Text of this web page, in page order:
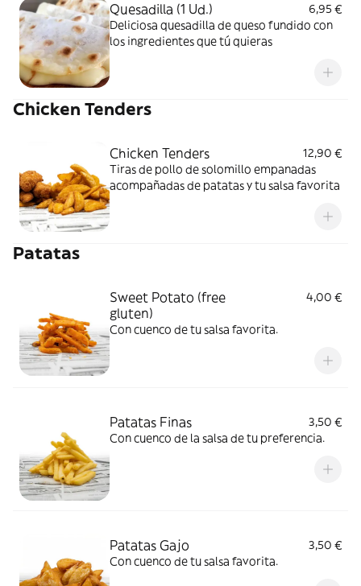
Quesadilla (1 Ud.)
6,95 €
Deliciosa quesadilla de queso fundido con
los ingredientes que tú quieras
Chicken Tenders
Chicken Tenders
12,90 €
Tiras de pollo de solomillo empanadas
acompañadas de patatas y tu salsa favorita
Patatas
Sweet Potato (free
gluten)
4,00 €
Con cuenco de tu salsa favorita.
Patatas Finas
3,50 €
Con cuenco de la salsa de tu preferencia.
Patatas Gajo
3,50 €
Con cuenco de tu salsa favorita.